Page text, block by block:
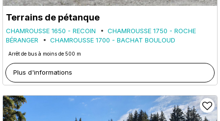
Terrains de pétanque
CHAMROUSSE 1650 - RECOIN
CHAMROUSSE 1750 - ROCHE
BÉRANGER
CHAMROUSSE 1700 - BACHAT BOULOUD
Arrêt de bus à moins de 500 m
Plus d'informations